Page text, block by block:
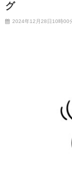
グ
2024年12月28日10時00